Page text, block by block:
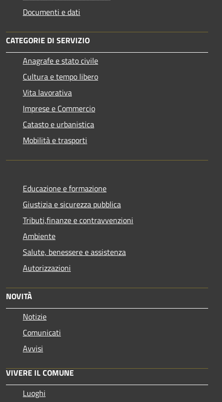
Documenti e dati
CATEGORIE DI SERVIZIO
Anagrafe e stato civile
Cultura e tempo libero
Vita lavorativa
Imprese e Commercio
Catasto e urbanistica
Mobilità e trasporti
Educazione e formazione
Giustizia e sicurezza pubblica
Tributi,finanze e contravvenzioni
Ambiente
Salute, benessere e assistenza
Autorizzazioni
NOVITÀ
Notizie
Comunicati
Avvisi
VIVERE IL COMUNE
Luoghi